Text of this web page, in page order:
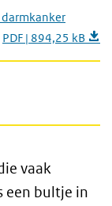
PDF | 894,25 kB
vaak
een bultje in